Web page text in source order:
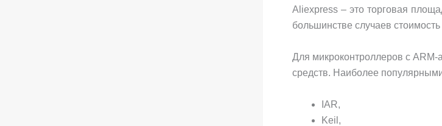
Aliexpress – это торговая
большинстве случаев
Для микроконтроллеров с
средств. Наиболее
IAR,
Keil,